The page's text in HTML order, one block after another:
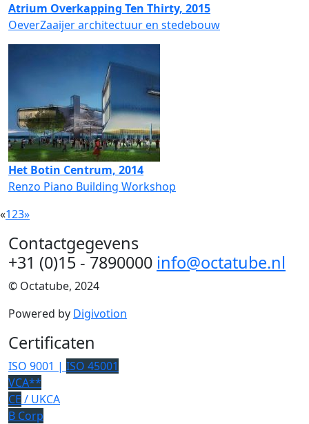
Atrium Overkapping Ten Thirty, 2015
OeverZaaijer architectuur en stedebouw
Het Botin Centrum, 2014
Renzo Piano Building Workshop
«123»
Contactgegevens
+31 (0)15 - 7890000 info@octatube.nl
© Octatube, 2024
Powered by Digivotion
Certificaten
ISO 9001 | ISO 45001
VCA**
CE / UKCA
B Corp